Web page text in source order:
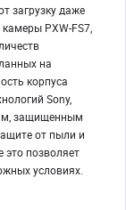
загрузку даже
PXW-FS7,
на
корпуса
Sony,
защищенным
от пыли и
это позволяет
условиях.